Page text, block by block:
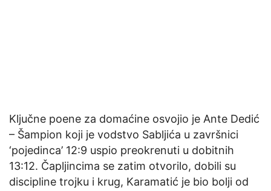
Ključne poene za domaćine osvojio je Ante Dedić
– Šampion koji je vodstvo Sabljića u završnici
‘pojedinca’ 12:9 uspio preokrenuti u dobitnih
13:12. Čapljincima se zatim otvorilo, dobili su
discipline trojku i krug, Karamatić je bio bolji od